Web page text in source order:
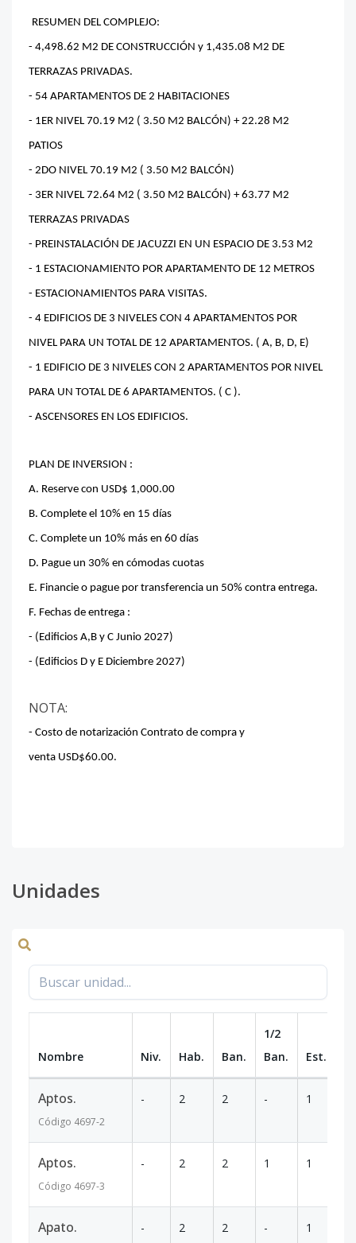
RESUMEN DEL COMPLEJO:
- 4,498.62 M2 DE CONSTRUCCIÓN y 1,435.08 M2 DE
TERRAZAS PRIVADAS.
- 54 APARTAMENTOS DE 2 HABITACIONES
- 1ER NIVEL 70.19 M2 ( 3.50 M2 BALCÓN) + 22.28 M2
PATIOS
- 2DO NIVEL 70.19 M2 ( 3.50 M2 BALCÓN)
- 3ER NIVEL 72.64 M2 ( 3.50 M2 BALCÓN) + 63.77 M2
TERRAZAS PRIVADAS
- PREINSTALACIÓN DE JACUZZI EN UN ESPACIO DE 3.53 M2
- 1 ESTACIONAMIENTO POR APARTAMENTO DE 12 METROS
- ESTACIONAMIENTOS PARA VISITAS.
- 4 EDIFICIOS DE 3 NIVELES CON 4 APARTAMENTOS POR
NIVEL PARA UN TOTAL DE 12 APARTAMENTOS. ( A, B, D, E)
- 1 EDIFICIO DE 3 NIVELES CON 2 APARTAMENTOS POR NIVEL
PARA UN TOTAL DE 6 APARTAMENTOS. ( C ).
- ASCENSORES EN LOS EDIFICIOS.
PLAN DE INVERSION :
A. Reserve con USD$ 1,000.00
B. Complete el 10% en 15 días
C. Complete un 10% más en 60 días
D. Pague un 30% en cómodas cuotas
E. Financie o pague por transferencia un 50% contra entrega.
F. Fechas de entrega :
- (Edificios A,B y C Junio 2027)
- (Edificios D y E Diciembre 2027)
NOTA:
- Costo de notarización Contrato de compra y
venta USD$60.00.
Unidades
Nombre Niv. Hab. Ban.
1/2
Ban.
Est.
Aptos.
Código 4697-2
- 2 2 - 1
Aptos.
Código 4697-3
- 2 2 1 1
Apato. - 2 2 - 1